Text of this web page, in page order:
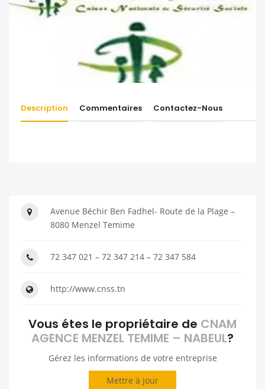
Description Commentaires Contactez-Nous
Avenue Béchir Ben Fadhel- Route de la Plage –
8080 Menzel Temime
72 347 021 – 72 347 214 – 72 347 584
http://www.cnss.tn
Vous étes le propriétaire de CNAM
AGENCE MENZEL TEMIME – NABEUL?
Gérez les informations de votre entreprise
Mettre à jour